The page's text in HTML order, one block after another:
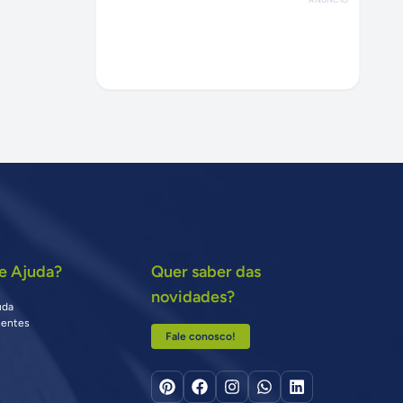
Ajuda?
Quer saber das
novidades?
Fale conosco!